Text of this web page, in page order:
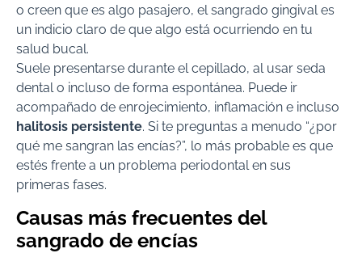
o creen que es algo pasajero, el sangrado gingival es
un indicio claro de que algo está ocurriendo en tu
salud bucal.
Suele presentarse durante el cepillado, al usar seda
dental o incluso de forma espontánea. Puede ir
acompañado de enrojecimiento, inflamación e incluso
halitosis persistente. Si te preguntas a menudo “¿por
qué me sangran las encías?”, lo más probable es que
estés frente a un problema periodontal en sus
primeras fases.
Causas más frecuentes del
sangrado de encías